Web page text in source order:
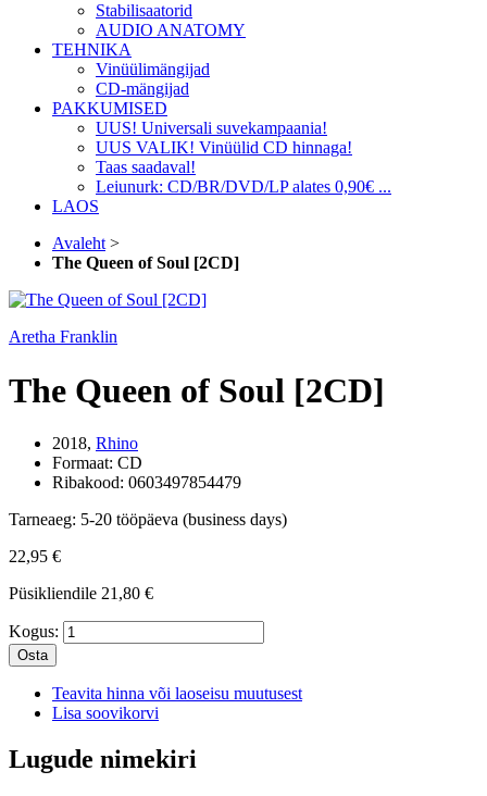
Stabilisaatorid
AUDIO ANATOMY
TEHNIKA
Vinüülimängijad
CD-mängijad
PAKKUMISED
UUS! Universali suvekampaania!
UUS VALIK! Vinüülid CD hinnaga!
Taas saadaval!
Leiunurk: CD/BR/DVD/LP alates 0,90€ ...
LAOS
Avaleht >
The Queen of Soul [2CD]
Aretha Franklin
The Queen of Soul [2CD]
2018, Rhino
Formaat: CD
Ribakood: 0603497854479
Tarneaeg: 5-20 tööpäeva (business days)
22,95 €
Püsikliendile 21,80 €
Kogus:
Osta
Teavita hinna või laoseisu muutusest
Lisa soovikorvi
Lugude nimekiri